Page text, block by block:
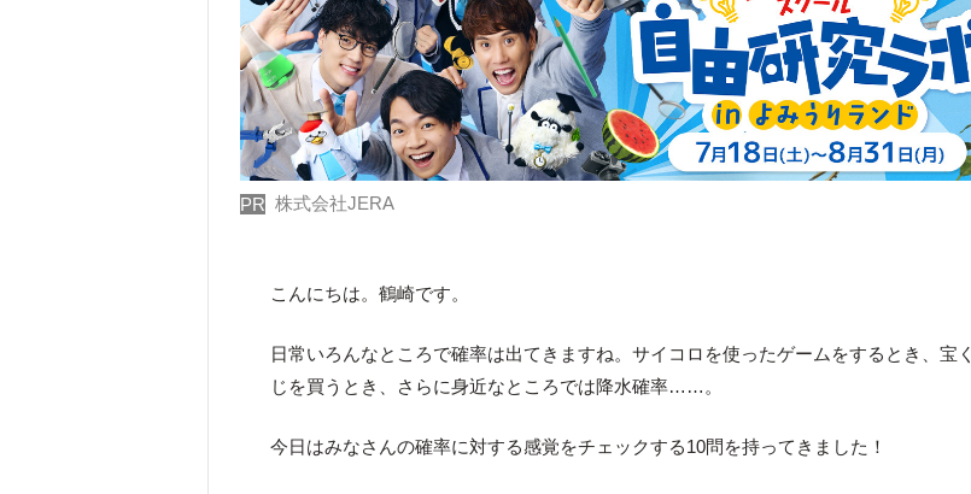
PR 株式会社JERA
こんにちは。鶴崎です。
日常いろんなところで確率は出てきますね。サイコロを使ったゲームをするとき、宝く
じを買うとき、さらに身近なところでは降水確率……。
今日はみなさんの確率に対する感覚をチェックする10問を持ってきました！